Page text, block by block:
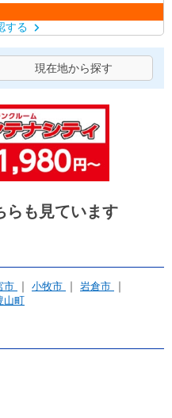
する
現在地から探す
らも見ています
市 小牧市
岩倉市
山町